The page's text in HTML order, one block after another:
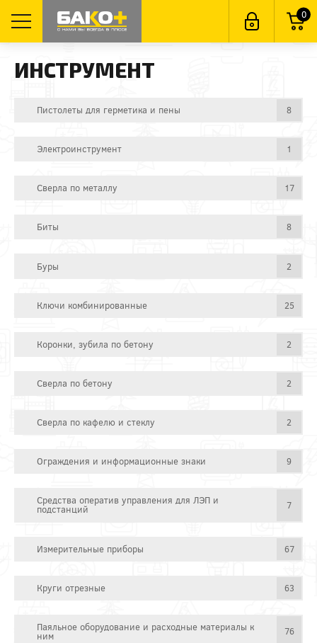
0
ИНСТРУМЕНТ
Пистолеты для герметика и пены 8
Электроинструмент 1
Сверла по металлу 17
Биты 8
Буры 2
Ключи комбинированные 25
Коронки, зубила по бетону 2
Сверла по бетону 2
Сверла по кафелю и стеклу 2
Ограждения и информационные знаки 9
Средства оператив управления для ЛЭП и
подстанций 7
Измерительные приборы 67
Круги отрезные 63
Паяльное оборудование и расходные материалы к
ним 76